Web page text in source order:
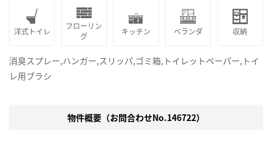
洋式トイレ
フローリン
グ
キッチン ベランダ 収納
消臭スプレー,ハンガー,スリッパ,ゴミ箱,トイレットペーパー,トイ
レ用ブラシ
物件概要（お問合わせNo.146722）